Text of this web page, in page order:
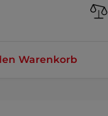
Warenkorb